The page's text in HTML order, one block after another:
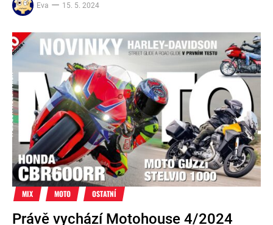
Eva 15. 5. 2024
MIX MOTO OSTATNÍ
Právě vychází Motohouse 4/2024